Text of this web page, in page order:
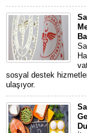
sosyal destek
ulaşıyor.